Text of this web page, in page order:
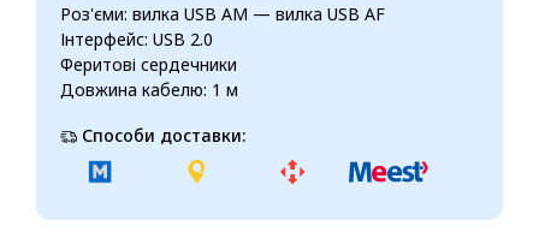
Роз'єми: вилка USB AM — вилка USB AF
Інтерфейс: USB 2.0
Феритові сердечники
Довжина кабелю: 1 м
Способи доставки: